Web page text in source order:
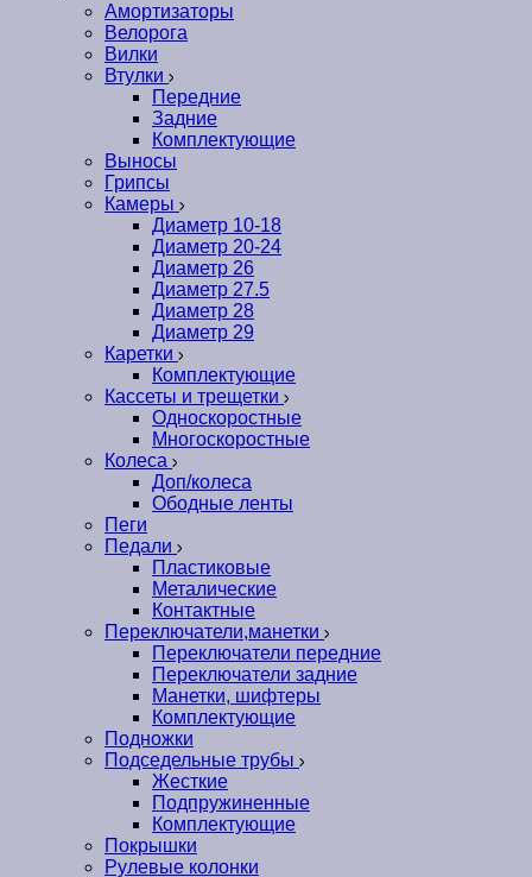
Амортизаторы
Велорога
Вилки
Втулки
Передние
Задние
Комплектующие
Выносы
Грипсы
Камеры
Диаметр 10-18
Диаметр 20-24
Диаметр 26
Диаметр 27.5
Диаметр 28
Диаметр 29
Каретки
Комплектующие
Кассеты и трещетки
Односкоростные
Многоскоростные
Колеса
Доп/колеса
Ободные ленты
Пеги
Педали
Пластиковые
Металические
Контактные
Переключатели,манетки
Переключатели передние
Переключатели задние
Манетки, шифтеры
Комплектующие
Подножки
Подседельные трубы
Жесткие
Подпружиненные
Комплектующие
Покрышки
Рулевые колонки